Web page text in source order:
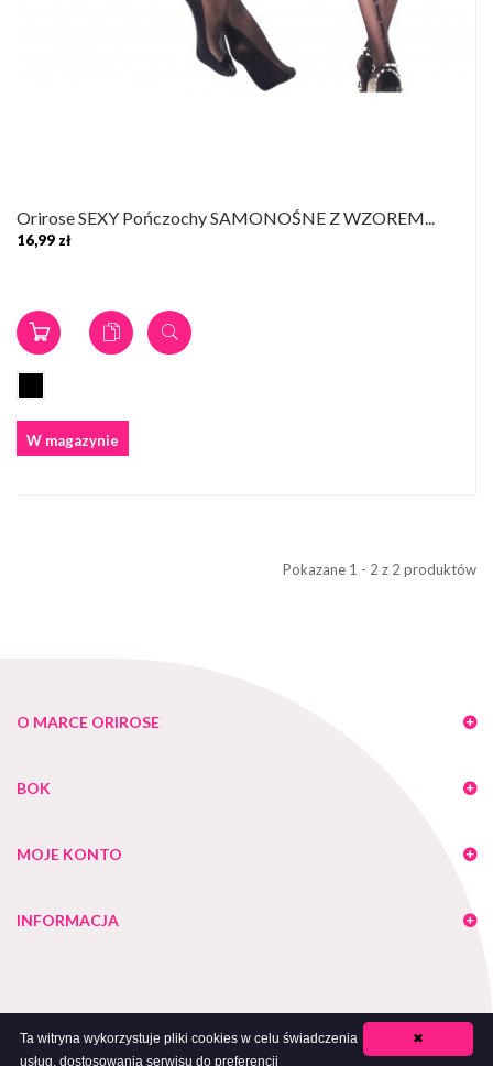
Orirose SEXY Pończochy SAMONOŚNE Z WZOREM...
16,99 zł
W magazynie
Pokazane 1 - 2 z 2 produktów
O MARCE ORIROSE
BOK
MOJE KONTO
INFORMACJA
✖
Ta witryna wykorzystuje pliki cookies w celu świadczenia
usług, dostosowania serwisu do preferencji